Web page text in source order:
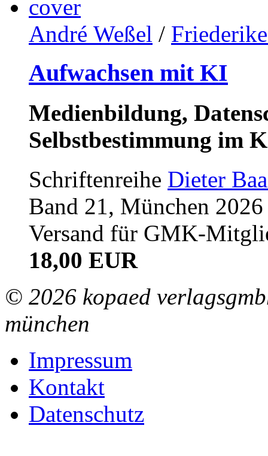
André Weßel /
Aufwachsen mit KI
Medienbildung,
Selbstbestimmung im
Schriftenreihe Dieter
Band 21, München
Versand für GMK-
18,00 EUR
© 2026 kopaed
münchen
Impressum
Kontakt
Datenschutz